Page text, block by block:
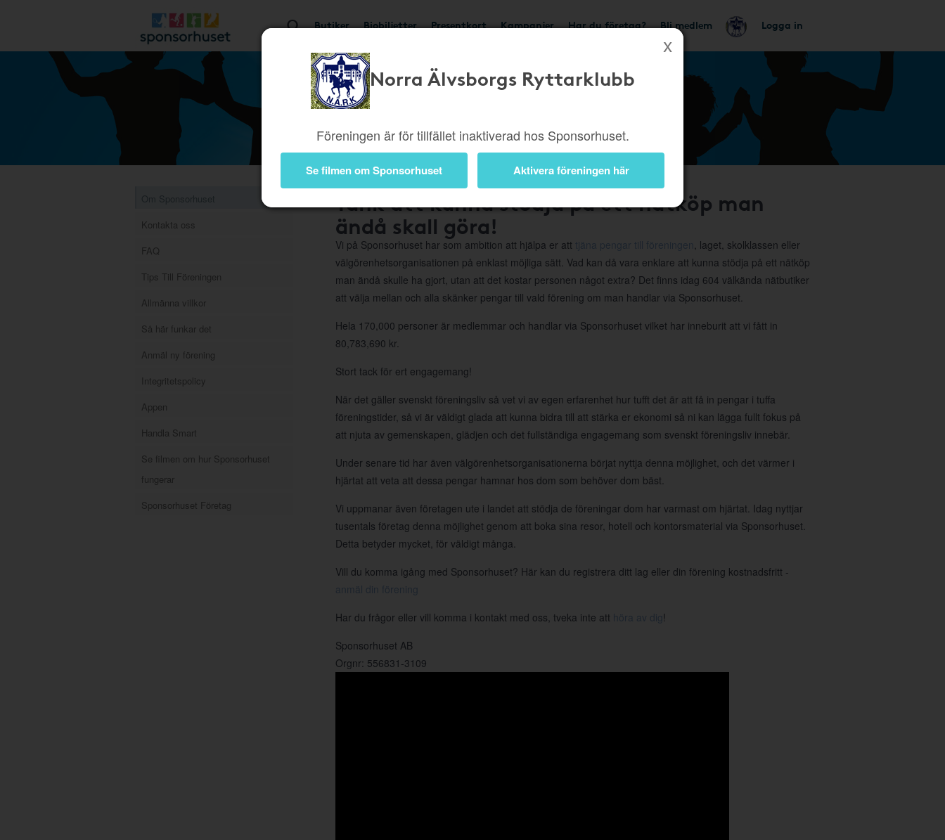
Butiker Biobiljetter Presentkort Kampanjer Har du företag? Bli medlem Logga in
Norra Älvsborgs Ryttarklubb
Föreningen är för tillfället inaktiverad hos Sponsorhuset.
Se filmen om Sponsorhuset Aktivera föreningen här
Om Sponsorhuset
Kontakta oss
FAQ
Tips Till Föreningen
Allmänna villkor
Så här funkar det
Anmäl ny förening
Integritetspolicy
Appen
Handla Smart
Se filmen om hur Sponsorhuset
fungerar
Sponsorhuset Företag
Tänk att kunna stödja på ett nätköp man
ändå skall göra!
Vi på Sponsorhuset har som ambition att hjälpa er att tjäna pengar till föreningen , laget, skolklassen eller
välgörenhetsorganisationen på enklast möjliga sätt. Vad kan då vara enklare att kunna stödja på ett nätköp
man ändå skulle ha gjort, utan att det kostar personen något extra? Det finns idag 604 välkända nätbutiker
att välja mellan och alla skänker pengar till vald förening om man handlar via Sponsorhuset.
Hela 170,000 personer är medlemmar och handlar via Sponsorhuset vilket har inneburit att vi fått in
80,783,690 kr.
Stort tack för ert engagemang!
När det gäller svenskt föreningsliv så vet vi av egen erfarenhet hur tufft det är att få in pengar i tuffa
föreningstider, så vi är väldigt glada att kunna bidra till att stärka er ekonomi så ni kan lägga fullt fokus på
att njuta av gemenskapen, glädjen och det fullständiga engagemang som svenskt föreningsliv innebär.
Under senare tid har även välgörenhetsorganisationerna börjat nyttja denna möjlighet, och det värmer i
hjärtat att veta att dessa pengar hamnar hos dom som behöver dom bäst.
Vi uppmanar även företagen ute i landet att stödja de föreningar dom har varmast om hjärtat. Idag nyttjar
tusentals företag denna möjlighet genom att boka sina resor, hotell och kontorsmaterial via Sponsorhuset.
Detta betyder mycket, för väldigt många.
Vill du komma igång med Sponsorhuset? Här kan du registrera ditt lag eller din förening kostnadsfritt -
anmäl din förening
Har du frågor eller vill komma i kontakt med oss, tveka inte att höra av dig !
Sponsorhuset AB
Orgnr: 556831-3109